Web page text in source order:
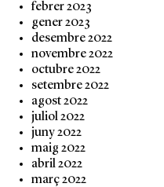
febrer 2023
gener 2023
desembre 2022
novembre 2022
octubre 2022
setembre 2022
agost 2022
juliol 2022
juny 2022
maig 2022
abril 2022
març 2022